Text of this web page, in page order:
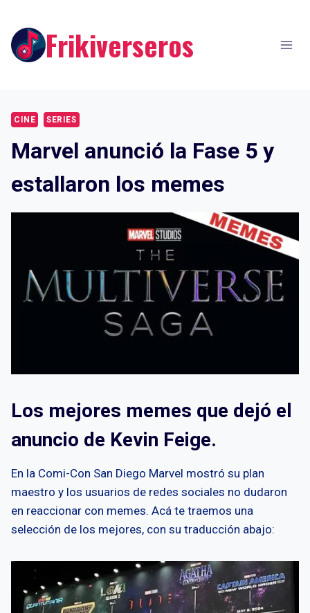
content Frikiverseros
CINE SERIES
Marvel anunció la Fase 5 y
estallaron los memes
Los mejores memes que dejó el
anuncio de Kevin Feige.
En la Comi-Con San Diego Marvel mostró su plan
maestro y los usuarios de redes sociales no dudaron
en reaccionar con memes. Acá te traemos una
selección de los mejores, con su traducción abajo: